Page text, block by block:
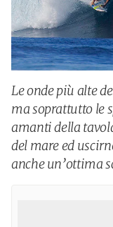
Le onde più alte
ma soprattutto le
amanti della
del mare ed
anche un’ottima